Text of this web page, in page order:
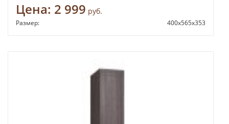
Цена: 2 999 руб.
Размер: 400x565x353